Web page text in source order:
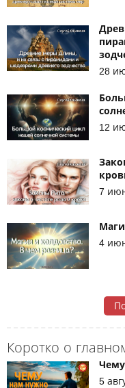
Коротко о
5
28
12
7
4